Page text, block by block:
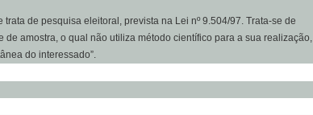
de pesquisa eleitoral, prevista na Lei nº 9.504/97. Trata-se de
de amostra, o qual não utiliza método científico para a sua realização,
do interessado”.